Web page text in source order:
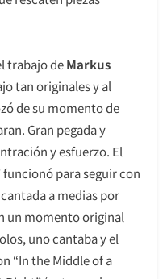
trabajo deMarkus
tan originales y al
de su momento de
Gran pegada y
y esfuerzo. El
para seguir con
a medias por
un momento original
uno cantaba y el
“In the Middle of a